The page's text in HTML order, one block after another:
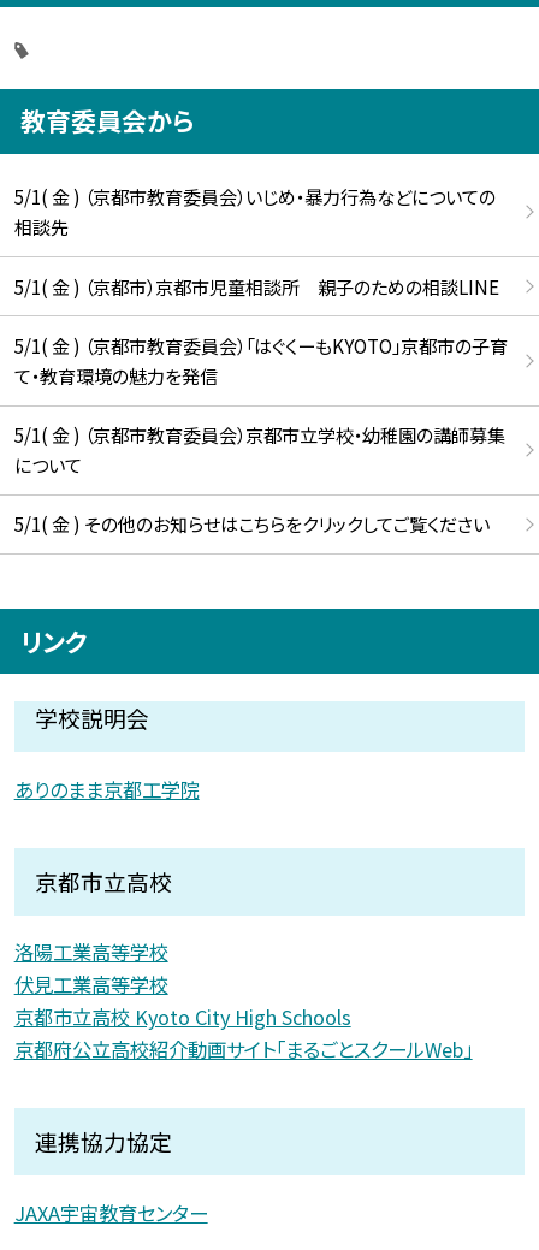
教育委員会から
5/1( 金 ) （京都市教育委員会）いじめ・暴力行為などについての
相談先
5/1( 金 ) （京都市）京都市児童相談所 親子のための相談LINE
5/1( 金 ) （京都市教育委員会）「はぐくーもKYOTO」京都市の子育
て・教育環境の魅力を発信
5/1( 金 ) （京都市教育委員会）京都市立学校・幼稚園の講師募集
について
5/1( 金 ) その他のお知らせはこちらをクリックしてご覧ください
リンク
学校説明会
ありのまま京都工学院
京都市立高校
洛陽工業高等学校
伏見工業高等学校
京都市立高校 Kyoto City High Schools
京都府公立高校紹介動画サイト「まるごとスクールWeb」
連携協力協定
JAXA宇宙教育センター